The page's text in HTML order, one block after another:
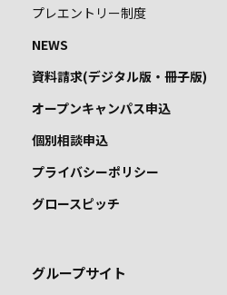
プレエントリー制度
NEWS
資料請求(デジタル版・冊子版)
オープンキャンパス申込
個別相談申込
プライバシーポリシー
グロースピッチ
グループサイト